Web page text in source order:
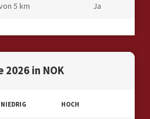
5 km Ja
2026 in NOK
NIEDRIG HOCH